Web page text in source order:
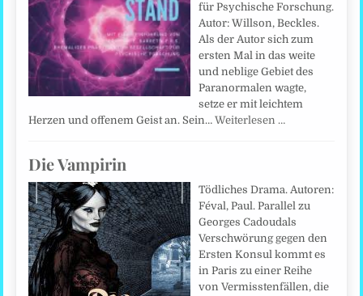
für Psychische Forschung.
Autor: Willson, Beckles.
Als der Autor sich zum
ersten Mal in das weite
und neblige Gebiet des
Paranormalen wagte,
setze er mit leichtem
Herzen und offenem Geist an. Sein…Weiterlesen …
Die Vampirin
Tödliches Drama. Autoren:
Féval, Paul. Parallel zu
Georges Cadoudals
Verschwörung gegen den
Ersten Konsul kommt es
in Paris zu einer Reihe
von Vermisstenfällen, die